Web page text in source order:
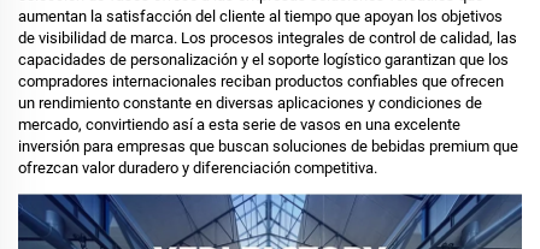
aumentan la satisfacción del cliente al tiempo que apoyan los objetivos
de visibilidad de marca. Los procesos integrales de control de calidad, las
capacidades de personalización y el soporte logístico garantizan que los
compradores internacionales reciban productos confiables que ofrecen
un rendimiento constante en diversas aplicaciones y condiciones de
mercado, convirtiendo así a esta serie de vasos en una excelente
inversión para empresas que buscan soluciones de bebidas premium que
ofrezcan valor duradero y diferenciación competitiva.